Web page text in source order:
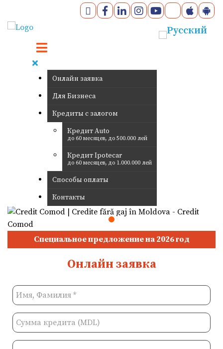
Онлайн заявка
Для Бизнеса
Кредиты с залогом
Кредит Auto
до 60 месяцев, до 500.000 лей
Кредит Ipotecar
до 60 месяцев, до 1.000.000 лей
Способы оплаты
Контакты
Специальное предложение на 2026 год
Онлайн заявка